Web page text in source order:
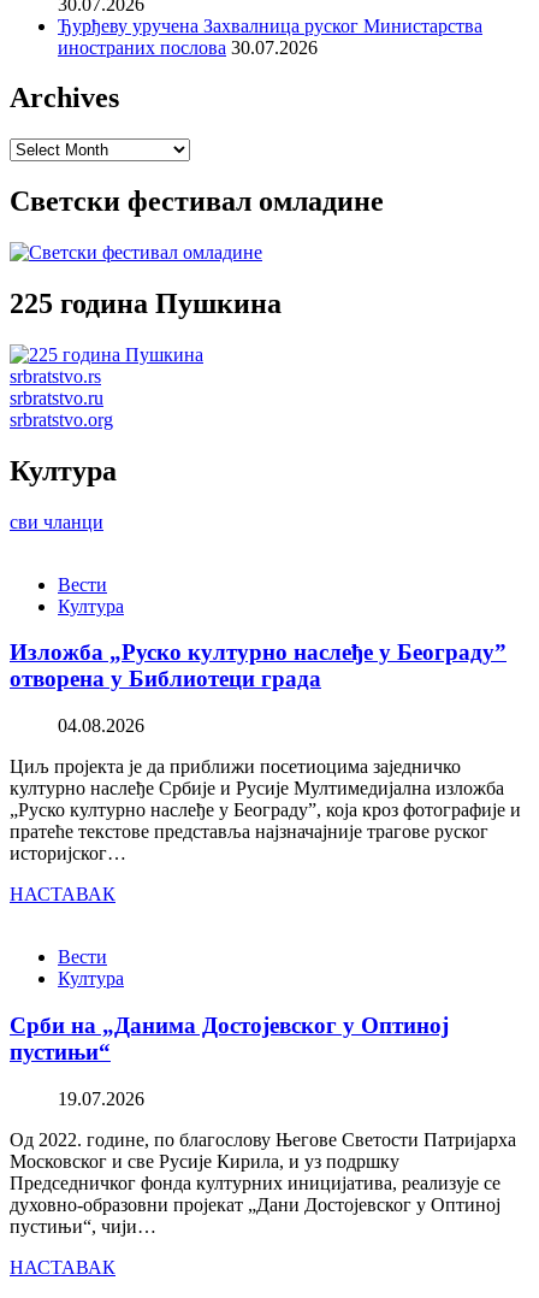
Ђурђеву уручена Захвалница руског Министарства
иностраних послова 30.07.2026
Archives
Archives
Светски фестивал омладине
225 година Пушкина
srbratstvo.rs
srbratstvo.ru
srbratstvo.org
Култура
сви чланци
Вести
Култура
Изложба „Руско културно наслеђе у Београду”
отворена у Библиотеци града
04.08.2026
Циљ пројекта је да приближи посетиоцима заједничко
културно наслеђе Србије и Русије Мултимедијална изложба
„Руско културно наслеђе у Београду”, која кроз фотографије и
пратеће текстове представља најзначајније трагове руског
историјског…
НАСТАВАК
Вести
Култура
Срби на „Данима Достојевског у Оптиној
пустињи“
19.07.2026
Од 2022. године, по благослову Његове Светости Патријарха
Московског и све Русије Кирила, и уз подршку
Председничког фонда културних иницијатива, реализује се
духовно-образовни пројекат „Дани Достојевског у Оптиној
пустињи“, чији…
НАСТАВАК